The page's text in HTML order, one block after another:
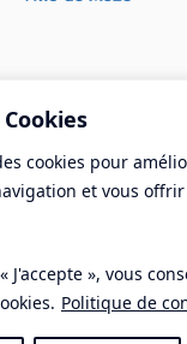
cookies pour
et vous
J'accepte », vous
Politique de
Mairie de Mèze
Briand - BP 28
:04 67 18 30 30